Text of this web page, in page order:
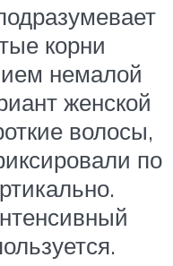
корни
немалой
женской
волосы,
по